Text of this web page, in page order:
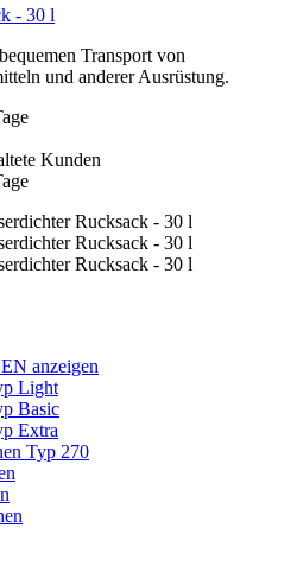
- 30 l
Transport von
und anderer Ausrüstung.
Kunden
anzeigen
Light
Basic
Extra
Typ 270